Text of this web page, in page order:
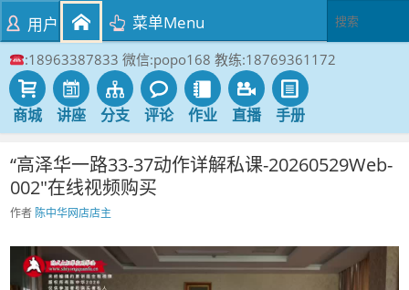
:18963387833 微信:popo168 教练:18769361172
商城 讲座 分支 评论 作业 直播 手册
用户 菜单Menu
“高泽华一路33-37动作详解私课-20260529Web-
002″在线视频购买
作者 陈中华网店店主